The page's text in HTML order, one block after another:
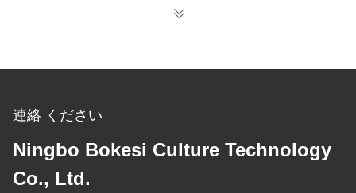
連絡 ください
Ningbo Bokesi Culture Technology
Co., Ltd.